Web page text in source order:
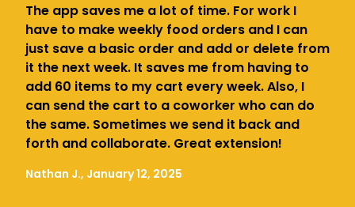
The app saves me a lot of time. For work I
have to make weekly food orders and I can
just save a basic order and add or delete from
it the next week. It saves me from having to
add 60 items to my cart every week. Also, I
can send the cart to a coworker who can do
the same. Sometimes we send it back and
forth and collaborate. Great extension!
Nathan J., January 12, 2025